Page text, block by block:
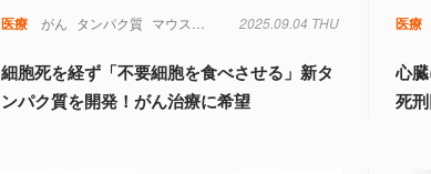
医療 がん タンパク質 マウス 医薬品 細胞
2025.09.04 THU
細胞死を経ず「不要細胞を食べさせる」新タ
ンパク質を開発！がん治療に希望
医療
心
死